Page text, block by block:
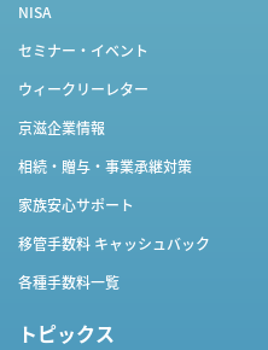
NISA
セミナー・イベント
ウィークリーレター
京滋企業情報
相続・贈与・事業承継対策
家族安心サポート
移管手数料 キャッシュバック
各種手数料一覧
トピックス